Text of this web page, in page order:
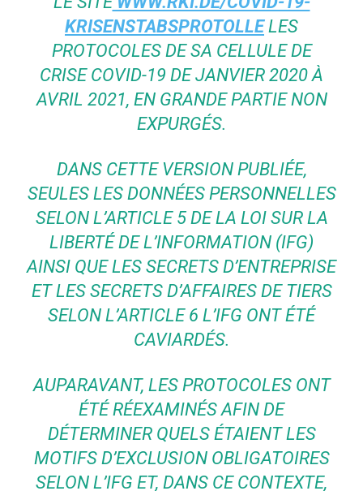
KRISENSTABSPROTOLLELES
PROTOCOLES DE SA CELLULE DE
CRISE COVID-19 DE JANVIER 2020 À
AVRIL 2021, EN GRANDE PARTIE NON
EXPURGÉS.
DANS CETTE VERSION PUBLIÉE,
SEULES LES DONNÉES PERSONNELLES
SELON L’ARTICLE 5 DE LA LOI SUR LA
LIBERTÉ DE L’INFORMATION (IFG)
AINSI QUE LES SECRETS D’ENTREPRISE
ET LES SECRETS D’AFFAIRES DE TIERS
SELON L’ARTICLE 6 L’IFG ONT ÉTÉ
CAVIARDÉS.
AUPARAVANT, LES PROTOCOLES ONT
ÉTÉ RÉEXAMINÉS AFIN DE
DÉTERMINER QUELS ÉTAIENT LES
MOTIFS D’EXCLUSION OBLIGATOIRES
SELON L’IFG ET, DANS CE CONTEXTE,